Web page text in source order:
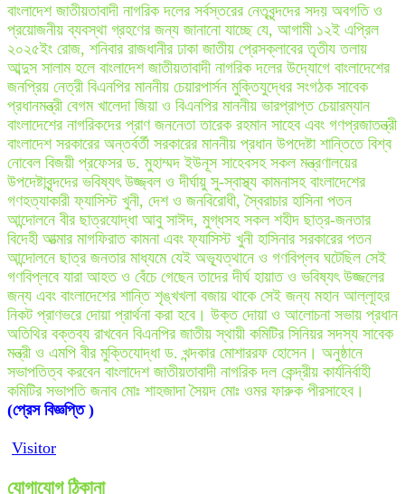
বাংলাদেশ জাতীয়তাবাদী নাগরিক দলের সর্বস্তরের নেতৃবৃন্দদের সদয় অবগতি ও
প্রয়োজনীয় ব্যবস্থা গ্রহণের জন্য জানানো যাচ্ছে যে, আগামী ১২ই এপ্রিল
২০২৫ইং রোজ, শনিবার রাজধানীর ঢাকা জাতীয় প্রেসক্লাবের তৃতীয তলায়
আব্দুস সালাম হলে বাংলাদেশ জাতীয়তাবাদী নাগরিক দলের উদ্যোগে বাংলাদেশের
জনপ্রিয় নেত্রী বিএনপির মাননীয় চেয়ারপার্সন মুক্তিযুদ্ধের সংগঠক সাবেক
প্রধানমন্ত্রী বেগম খালেদা জিয়া ও বিএনপির মাননীয় ভারপ্রাপ্ত চেয়ারম্যান
বাংলাদেশের নাগরিকদের প্রাণ জননেতা তারেক রহমান সাহেব এবং গণপ্রজাতন্ত্রী
বাংলাদেশ সরকারের অন্তর্বর্তী সরকারের মাননীয় প্রধান উপদেষ্টা শান্তিতে বিশ্ব
নোবেল বিজয়ী প্রফেসর ড. মুহাম্মদ ইউনূস সাহেবসহ সকল মন্ত্রণালয়ের
উপদেষ্টাবৃন্দদের ভবিষ্যৎ উজ্জ্বল ও দীর্ঘায়ু সু-স্বাস্থ্য কামনাসহ বাংলাদেশের
গণহত্যাকারী ফ্যাসিস্ট খুনী, দেশ ও জনবিরোধী, স্বৈরাচার হাসিনা পতন
আন্দোলনে বীর ছাত্রযোদ্ধা আবু সাঈদ, মুগ্ধসহ সকল শহীদ ছাত্র-জনতার
বিদেহী আত্মার মাগফিরাত কামনা এবং ফ্যাসিস্ট খুনী হাসিনার সরকারের পতন
আন্দোলনে ছাত্র জনতার মাধ্যমে যেই অভ্যূত্থানে ও গণবিপ্লব ঘটেছিল সেই
গণবিপ্লবে যারা আহত ও বেঁচে গেছেন তাদের দীর্ঘ হায়াত ও ভবিষ্যৎ উজ্জলের
জন্য এবং বাংলাদেশের শান্তি শৃঙ্খখলা বজায় থাকে সেই জন্য মহান আল্লূাহর
নিকট প্রাণভরে দোয়া প্রার্থনা করা হবে। উক্ত দোয়া ও আলোচনা সভায় প্রধান
অতিথির বক্তব্য রাখবেন বিএনপির জাতীয় স্থায়ী কমিটির সিনিয়র সদস্য সাবেক
মন্ত্রী ও এমপি বীর মুক্তিযোদ্ধা ড. খন্দকার মোশাররফ হোসেন। অনুষ্ঠানে
সভাপতিত্ব করবেন বাংলাদেশ জাতীয়তাবাদী নাগরিক দল কেন্দ্রীয় কার্যনির্বাহী
কমিটির সভাপতি জনাব মোঃ শাহজাদা সৈয়দ মোঃ ওমর ফারুক পীরসাহেব।
(প্রেস বিজ্ঞপ্তি )
Visitor
যোগাযোগ ঠিকানা